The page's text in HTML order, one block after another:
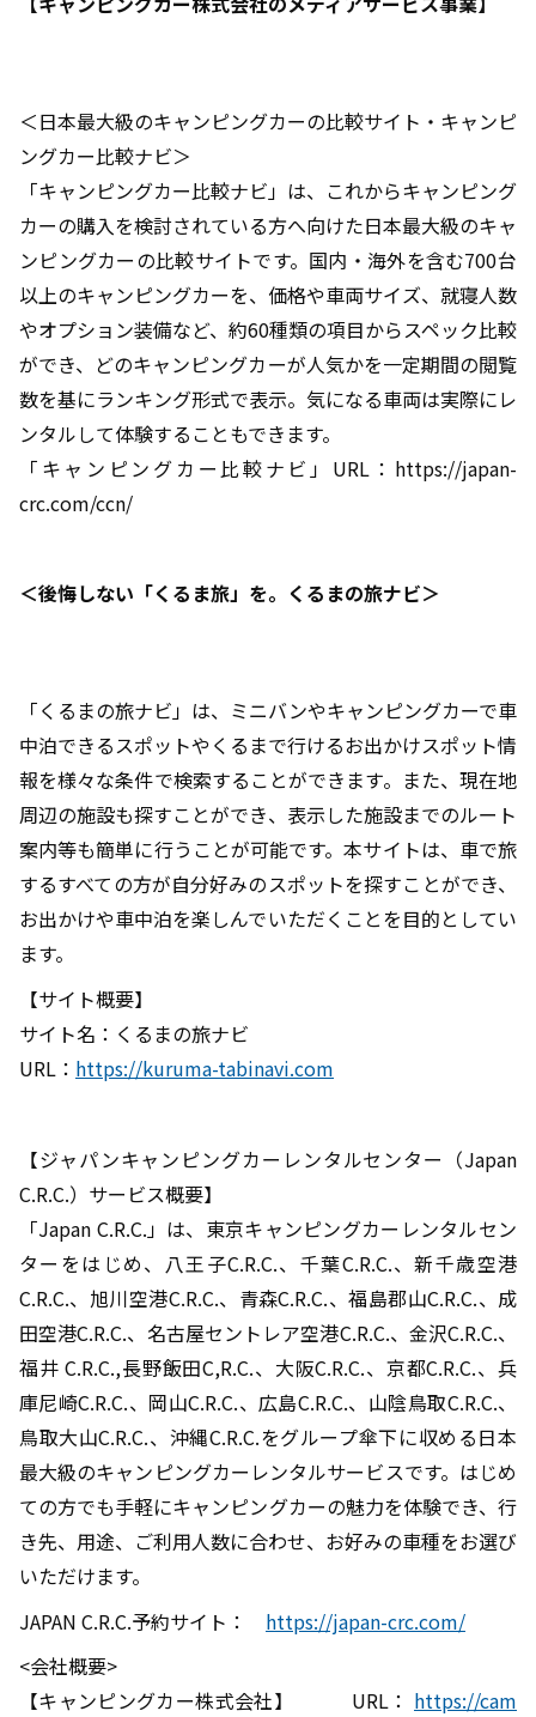
＜日本最大級のキャンピングカーの比較サイト・キャンピ
ングカー比較ナビ＞
「キャンピングカー比較ナビ」は、これからキャンピング
カーの購入を検討されている方へ向けた日本最大級のキャ
ンピングカーの比較サイトです。国内・海外を含む700台
以上のキャンピングカーを、価格や車両サイズ、就寝人数
やオプション装備など、約60種類の項目からスペック比較
ができ、どのキャンピングカーが人気かを一定期間の閲覧
数を基にランキング形式で表示。気になる車両は実際にレ
ンタルして体験することもできます。
「キャンピングカー比較ナビ」URL：https://japan-
crc.com/ccn/
＜後悔しない「くるま旅」を。くるまの旅ナビ＞
「くるまの旅ナビ」は、ミニバンやキャンピングカーで車
中泊できるスポットやくるまで行けるお出かけスポット情
報を様々な条件で検索することができます。また、現在地
周辺の施設も探すことができ、表示した施設までのルート
案内等も簡単に行うことが可能です。本サイトは、車で旅
するすべての方が自分好みのスポットを探すことができ、
お出かけや車中泊を楽しんでいただくことを目的としてい
ます。
【サイト概要】
サイト名：くるまの旅ナビ
URL： https://kuruma-tabinavi.com
【ジャパンキャンピングカーレンタルセンター（Japan
C.R.C.）サービス概要】
「Japan C.R.C.」は、東京キャンピングカーレンタルセン
ターをはじめ、八王子C.R.C.、千葉C.R.C.、新千歳空港
C.R.C.、旭川空港C.R.C.、青森C.R.C.、福島郡山C.R.C.、成
田空港C.R.C.、名古屋セントレア空港C.R.C.、金沢C.R.C.、
福井 C.R.C.,長野飯田C,R.C.、大阪C.R.C.、京都C.R.C.、兵
庫尼崎C.R.C.、岡山C.R.C.、広島C.R.C.、山陰鳥取C.R.C.、
鳥取大山C.R.C.、沖縄C.R.C.をグループ傘下に収める日本
最大級のキャンピングカーレンタルサービスです。はじめ
ての方でも手軽にキャンピングカーの魅力を体験でき、行
き先、用途、ご利用人数に合わせ、お好みの車種をお選び
いただけます。
JAPAN C.R.C.予約サイト： https://japan-crc.com/
<会社概要>
【キャンピングカー株式会社】 URL： https://cam